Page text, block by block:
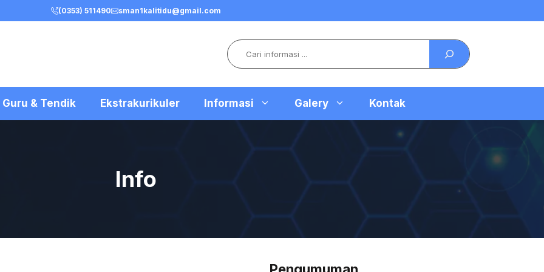
(0353) 511490 sman1kalitidu@gmail.com
Search
Guru & Tendik Ekstrakurikuler Informasi Galery Kontak
Info